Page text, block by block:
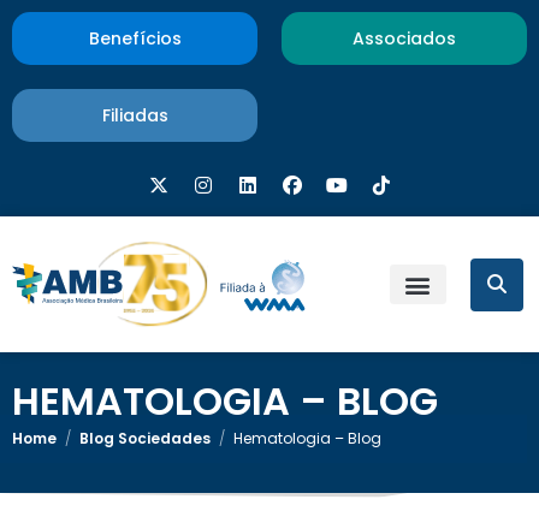
Benefícios Associados
Filiadas
HEMATOLOGIA – BLOG
Home / Blog Sociedades / Hematologia – Blog